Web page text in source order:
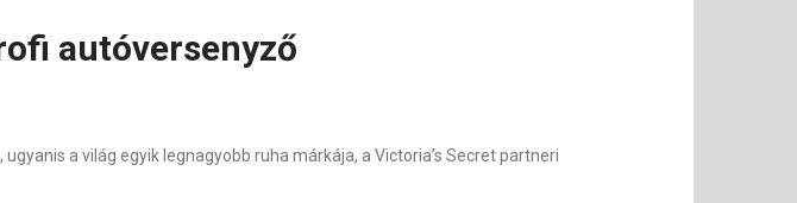
autóversenyző
a világ egyik legnagyobb ruha márkája, a Victoria’s Secret partneri